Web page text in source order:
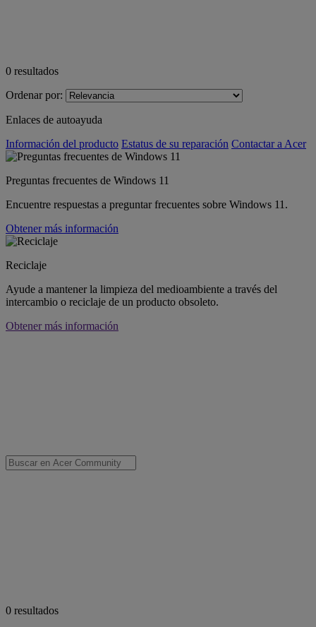
0 resultados
Ordenar por:
Enlaces de autoayuda
Información del producto Estatus de su reparación Contactar a Acer
Preguntas frecuentes de Windows 11
Encuentre respuestas a preguntar frecuentes sobre Windows 11.
Obtener más información
Reciclaje
Ayude a mantener la limpieza del medioambiente a través del
intercambio o reciclaje de un producto obsoleto.
Obtener más información
0 resultados